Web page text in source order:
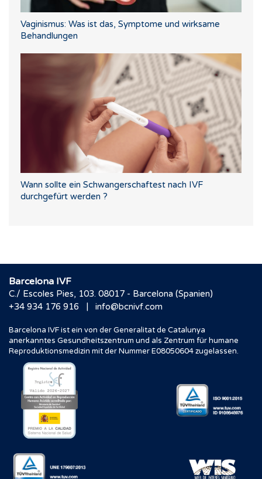
Vaginismus: Was ist das, Symptome und wirksame
Behandlungen
Wann sollte ein Schwangerschaftest nach IVF
durchgefürt werden ?
Barcelona IVF
C./ Escoles Pies, 103. 08017 - Barcelona (Spanien)
+34 934 176 916
| info@bcnivf.com
Barcelona IVF ist ein von der Generalitat de Catalunya
anerkanntes Gesundheitszentrum und als Zentrum für humane
Reproduktionsmedizin mit der Nummer E08050604 zugelassen.